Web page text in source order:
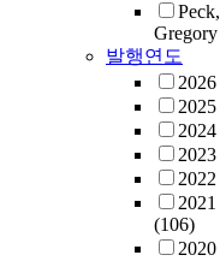
Peck,
Gregory
발행연도
2026
2025
2024
2023
2022
2021
(106)
2020